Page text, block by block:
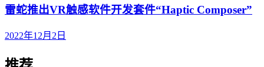
雷蛇推出VR触感软件开发套件“Haptic Composer”
2022年12月2日